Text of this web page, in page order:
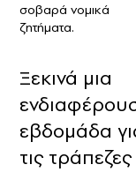
σοβαρά νομικά
ζητήματα.
Ξεκινά μια
εβδομάδα
τις τράπεζες